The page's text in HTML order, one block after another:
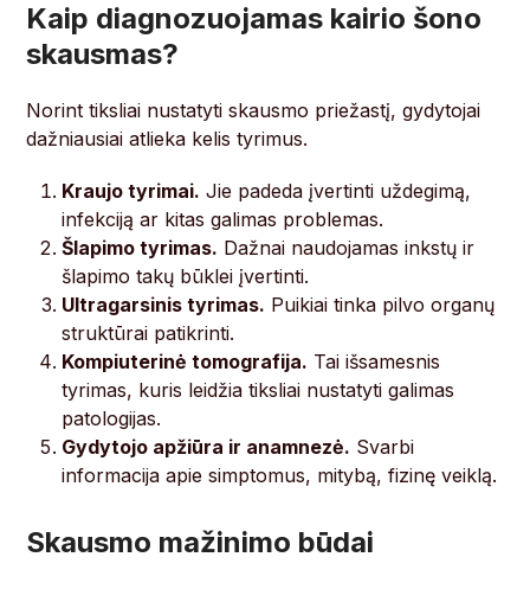
Kaip diagnozuojamas kairio šono
skausmas?
Norint tiksliai nustatyti skausmo priežastį, gydytojai
dažniausiai atlieka kelis tyrimus.
Kraujo tyrimai. Jie padeda įvertinti uždegimą,
infekciją ar kitas galimas problemas.
Šlapimo tyrimas. Dažnai naudojamas inkstų ir
šlapimo takų būklei įvertinti.
Ultragarsinis tyrimas. Puikiai tinka pilvo organų
struktūrai patikrinti.
Kompiuterinė tomografija. Tai išsamesnis
tyrimas, kuris leidžia tiksliai nustatyti galimas
patologijas.
Gydytojo apžiūra ir anamnezė. Svarbi
informacija apie simptomus, mitybą, fizinę veiklą.
Skausmo mažinimo būdai